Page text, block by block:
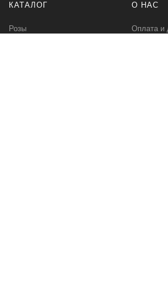
КАТАЛОГ
Розы
О НАС
Оплата и